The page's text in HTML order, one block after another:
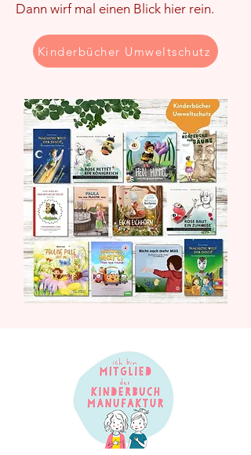
Dann wirf mal einen Blick hier rein.
Kinderbücher Umweltschutz